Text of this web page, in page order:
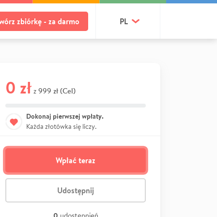
zbiórkę - za darmo PL
0 zł z 999 zł (Cel)
Dokonaj pierwszej wpłaty.
Każda złotówka się liczy.
Wpłać teraz
Udostępnij